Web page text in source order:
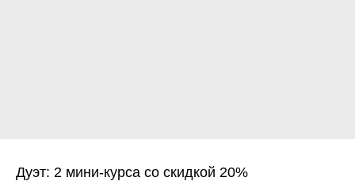
Дуэт: 2 мини-курса со скидкой 20%